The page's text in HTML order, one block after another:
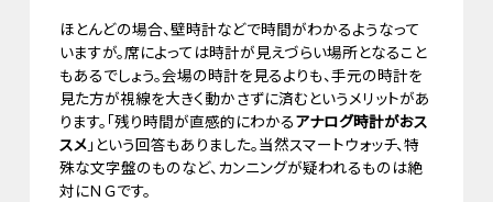
ほとんどの場合、壁時計などで時間がわかるようなって
いますが。席によっては時計が見えづらい場所となること
もあるでしょう。会場の時計を見るよりも、手元の時計を
見た方が視線を大きく動かさずに済むというメリットがあ
ります。「残り時間が直感的にわかるアナログ時計がおス
スメ」という回答もありました。当然スマートウォッチ、特
殊な文字盤のものなど、カンニングが疑われるものは絶
対にＮＧです。